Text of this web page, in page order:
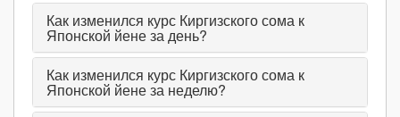
Как изменился курс Киргизского сома к
Японской йене за день?
Как изменился курс Киргизского сома к
Японской йене за неделю?